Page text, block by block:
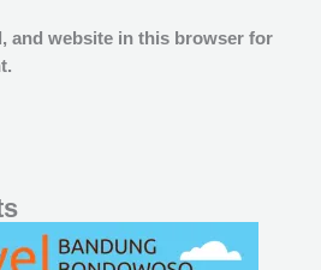
and website in this browser for